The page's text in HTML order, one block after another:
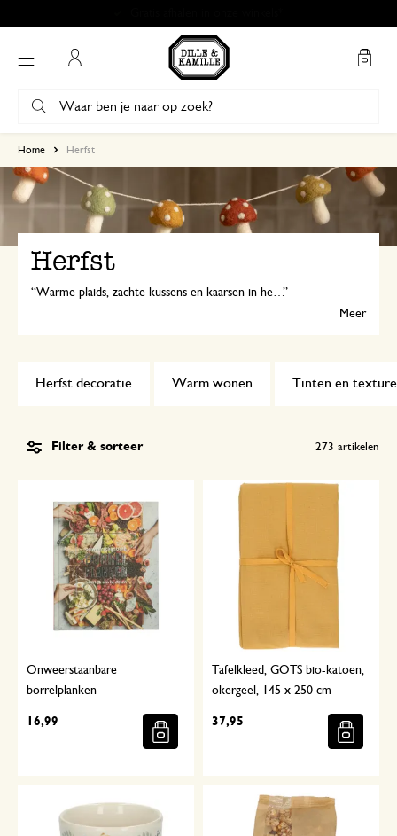
Home Herfst
Herfst
Warme plaids, zachte kussens en kaarsen in herfsttinten zorgen voor extra gezelligheid thuis. Comfortfood, zelfgebakken lekkernijen met peren en een rijkgevulde borrelplank maken elk moment speciaal. Het is herfst, tijd om thuis te genieten!
Meer
Herfst decoratie Warm wonen Tinten en
Filter & sorteer 273 artikelen
Onweerstaanbare
borrelplanken
16,99
Tafelkleed, GOTS bio-katoen,
okergeel, 145 x 250 cm
37,95